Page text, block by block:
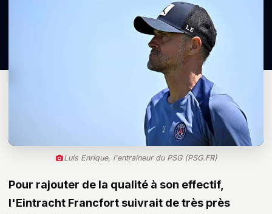
Luis Enrique, l'entraineur du PSG (PSG.FR)
Pour rajouter de la qualité à son effectif,
l'Eintracht Francfort suivrait de très près